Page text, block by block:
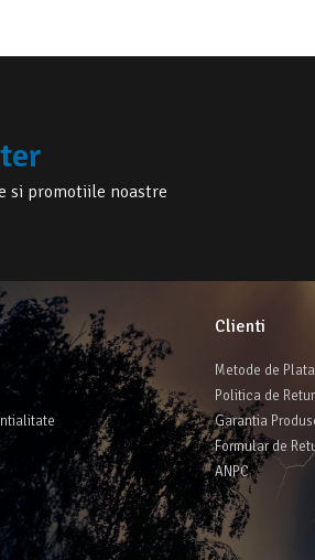
si promotiile noastre
Clienti
Metode de Plata
Politica de Retur
Garantia
Formular de
ANPC